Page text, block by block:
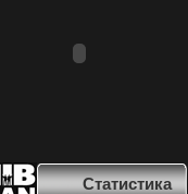
Статистика